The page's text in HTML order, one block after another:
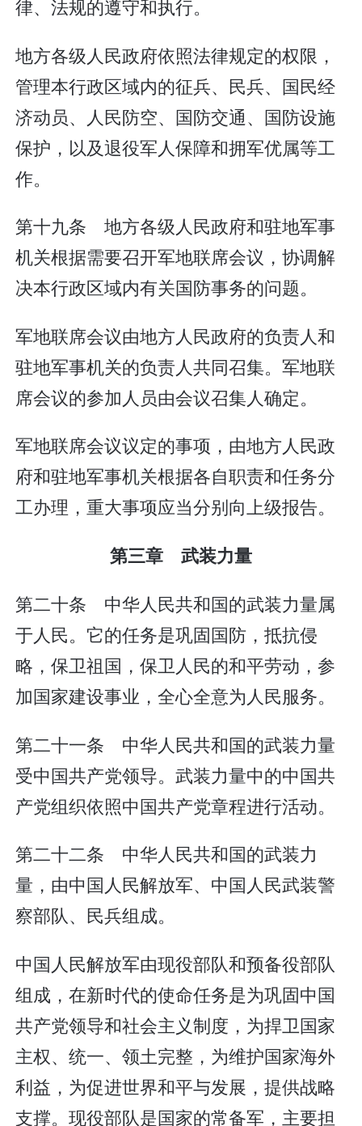
律、法规的遵守和执行。
地方各级人民政府依照法律规定的权限，
管理本行政区域内的征兵、民兵、国民经
济动员、人民防空、国防交通、国防设施
保护，以及退役军人保障和拥军优属等工
作。
第十九条 地方各级人民政府和驻地军事
机关根据需要召开军地联席会议，协调解
决本行政区域内有关国防事务的问题。
军地联席会议由地方人民政府的负责人和
驻地军事机关的负责人共同召集。军地联
席会议的参加人员由会议召集人确定。
军地联席会议议定的事项，由地方人民政
府和驻地军事机关根据各自职责和任务分
工办理，重大事项应当分别向上级报告。
第三章 武装力量
第二十条 中华人民共和国的武装力量属
于人民。它的任务是巩固国防，抵抗侵
略，保卫祖国，保卫人民的和平劳动，参
加国家建设事业，全心全意为人民服务。
第二十一条 中华人民共和国的武装力量
受中国共产党领导。武装力量中的中国共
产党组织依照中国共产党章程进行活动。
第二十二条 中华人民共和国的武装力
量，由中国人民解放军、中国人民武装警
察部队、民兵组成。
中国人民解放军由现役部队和预备役部队
组成，在新时代的使命任务是为巩固中国
共产党领导和社会主义制度，为捍卫国家
主权、统一、领土完整，为维护国家海外
利益，为促进世界和平与发展，提供战略
支撑。现役部队是国家的常备军，主要担